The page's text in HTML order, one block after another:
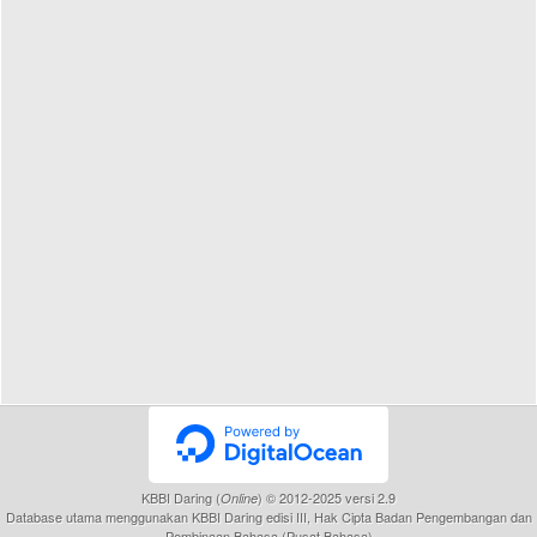
KBBI Daring (Online) © 2012-2025 versi 2.9
Database utama menggunakan KBBI Daring edisi III, Hak Cipta Badan Pengembangan dan